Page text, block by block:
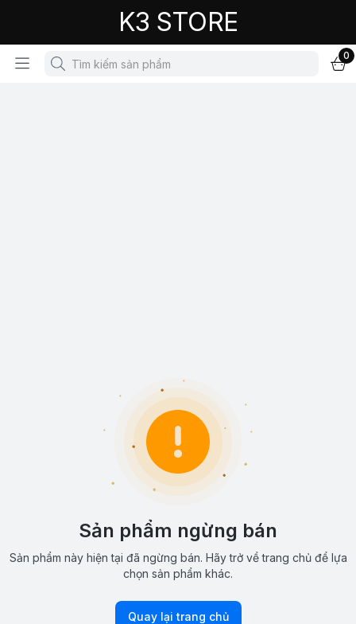
K3 STORE
0
Sản phẩm ngừng bán
Sản phẩm này hiện tại đã ngừng bán. Hãy trở về trang chủ để lựa
chọn sản phẩm khác.
Quay lại trang chủ